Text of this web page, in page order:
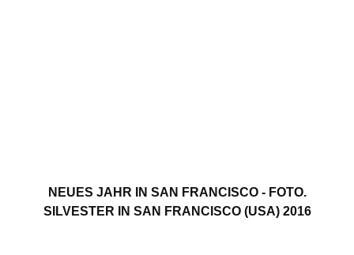
NEUES JAHR IN SAN FRANCISCO - FOTO.
SILVESTER IN SAN FRANCISCO (USA) 2016